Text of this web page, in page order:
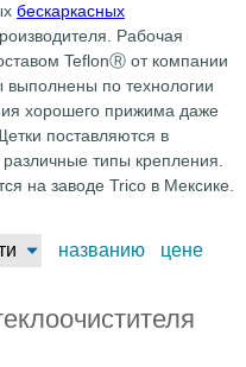
бескаркасных
Рабочая
TeflonⓇ от компании
по технологии
хорошего прижима даже
поставляются в
типы крепления.
на заводе Trico в Мексике.
названию цене